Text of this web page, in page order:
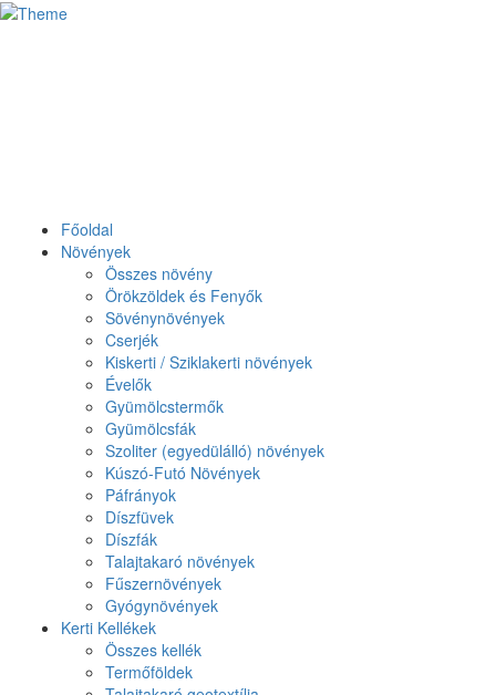
Főoldal
Növények
Összes növény
Örökzöldek és Fenyők
Sövénynövények
Cserjék
Kiskerti / Sziklakerti növények
Évelők
Gyümölcstermők
Gyümölcsfák
Szoliter (egyedülálló) növények
Kúszó-Futó Növények
Páfrányok
Díszfüvek
Díszfák
Talajtakaró növények
Fűszernövények
Gyógynövények
Kerti Kellékek
Összes kellék
Termőföldek